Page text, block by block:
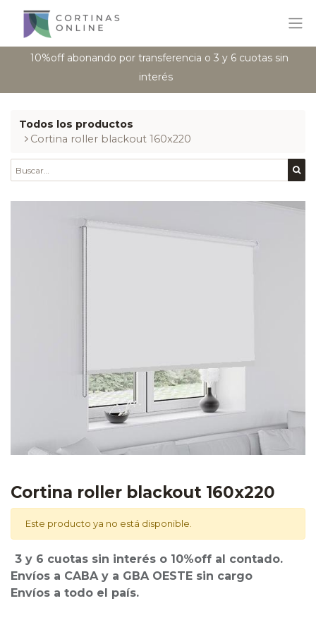
10%off abonando por transferencia o 3 y 6 cuotas sin
interés
Todos los productos
​​Cortina roller blackout 160x220
​​Cortina roller blackout 160x220
Este producto ya no está disponible.
3 y 6 cuotas sin interés o 10%off al contado.
Envíos a CABA y a GBA OESTE sin cargo
Envíos a todo el país.